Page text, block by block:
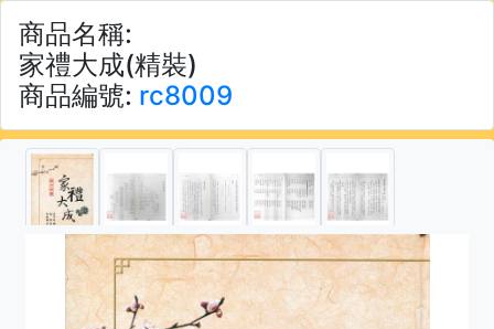
商品名稱:
家禮大成(精裝)
商品編號: rc8009